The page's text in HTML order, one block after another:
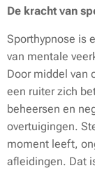
De kracht van
Sporthypnose is
van mentale
Door middel van
een ruiter zich
beheersen en
overtuigingen.
moment leeft,
afleidingen. Dat